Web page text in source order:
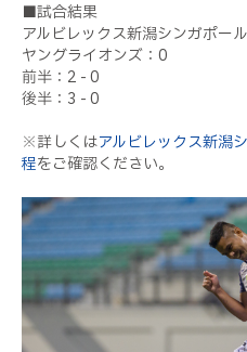
■試合結果
アルビレックス新潟シンガポー
ヤングライオンズ：0
前半：2 - 0
後半：3 - 0
※詳しくはアルビレックス新潟
程をご確認ください。